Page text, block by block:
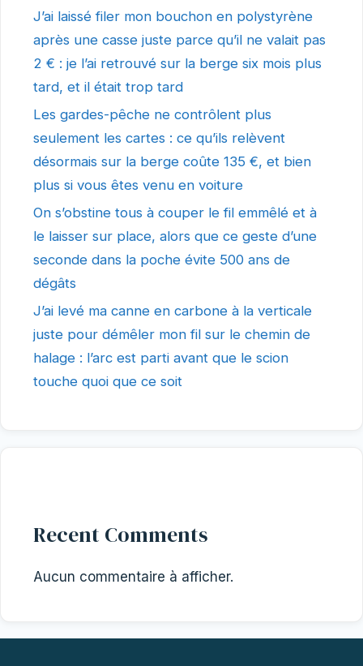
J’ai laissé filer mon bouchon en polystyrène
après une casse juste parce qu’il ne valait pas
2 € : je l’ai retrouvé sur la berge six mois plus
tard, et il était trop tard
Les gardes-pêche ne contrôlent plus
seulement les cartes : ce qu’ils relèvent
désormais sur la berge coûte 135 €, et bien
plus si vous êtes venu en voiture
On s’obstine tous à couper le fil emmêlé et à
le laisser sur place, alors que ce geste d’une
seconde dans la poche évite 500 ans de
dégâts
J’ai levé ma canne en carbone à la verticale
juste pour démêler mon fil sur le chemin de
halage : l’arc est parti avant que le scion
touche quoi que ce soit
Recent Comments
Aucun commentaire à afficher.